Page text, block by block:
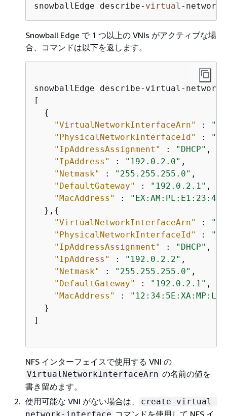
snowballEdge describe- virtual
Snowball Edge で 1 つ以上の VNIs がアクティブな場
合、コマンドは以下を返します。
snowballEdge describe-virtual-
[
{
"VirtualNetworkInterfaceArn"
:
"PhysicalNetworkInterfaceId"
:
"IpAddressAssignment"
: "DHCP" ,
"IpAddress"
: "192.0.2.0" ,
"Netmask"
: "255.255.255.0" ,
"DefaultGateway"
: "192.0.2.1" ,
"MacAddress"
:
"EX:AM:PL:E1:23:45"
  },
{
"VirtualNetworkInterfaceArn"
:
"PhysicalNetworkInterfaceId"
:
"IpAddressAssignment"
: "DHCP" ,
"IpAddress"
: "192.0.2.2" ,
"Netmask"
: "255.255.255.0" ,
"DefaultGateway"
: "192.0.2.1" ,
"MacAddress"
:
"12:34:5E:XA:MP:LE"
  }
]
NFS インターフェイスで使用する VNI の
VirtualNetworkInterfaceArn の名前の値を
書き留めます。
使用可能な VNI がない場合は、
create-virtual-
network-interface コマンドを使用して NFS イ